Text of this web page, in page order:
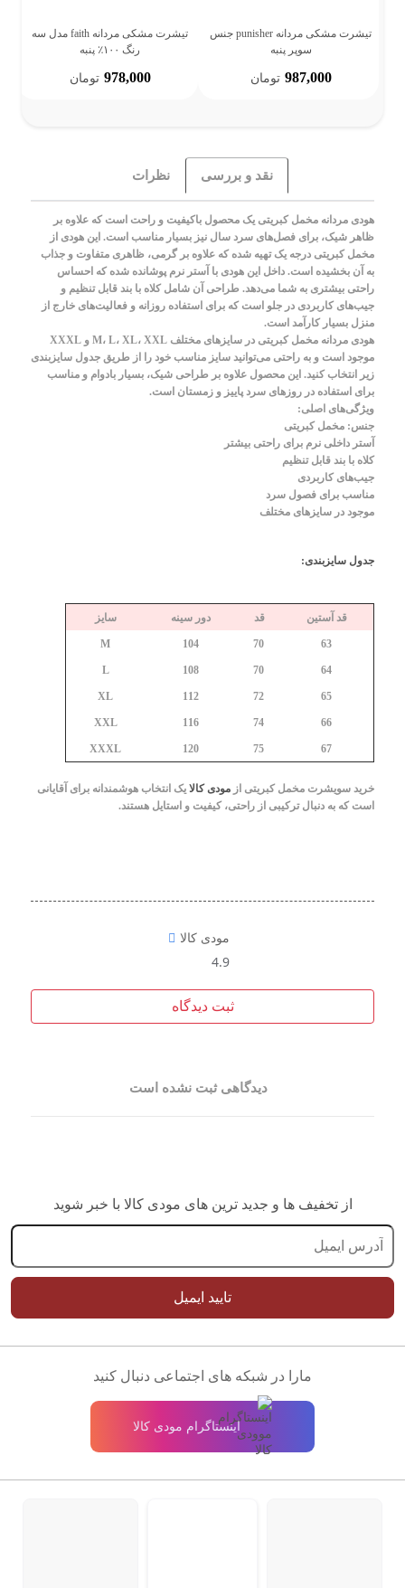
تیشرت مشکی مردانه punisher جنس
سوپر پنبه
987,000 تومان
تیشرت مشکی مردانه faith مدل سه
رنگ ۱۰۰٪ پنبه
978,000 تومان
نقد و بررسی نظرات
هودی مردانه مخمل کبریتی یک محصول باکیفیت و راحت است که علاوه بر
ظاهر شیک، برای فصل‌های سرد سال نیز بسیار مناسب است. این هودی از
مخمل کبریتی درجه یک تهیه شده که علاوه بر گرمی، ظاهری متفاوت و جذاب
به آن بخشیده است. داخل این هودی با آستر نرم پوشانده شده که احساس
راحتی بیشتری به شما می‌دهد. طراحی آن شامل کلاه با بند قابل تنظیم و
جیب‌های کاربردی در جلو است که برای استفاده روزانه و فعالیت‌های خارج از
منزل بسیار کارآمد است.
هودی مردانه مخمل کبریتی در سایزهای مختلف M، L، XL، XXL و XXXL
موجود است و به راحتی می‌توانید سایز مناسب خود را از طریق جدول سایزبندی
زیر انتخاب کنید. این محصول علاوه بر طراحی شیک، بسیار بادوام و مناسب
برای استفاده در روزهای سرد پاییز و زمستان است.
ویژگی‌های اصلی:
جنس: مخمل کبریتی
آستر داخلی نرم برای راحتی بیشتر
کلاه با بند قابل تنظیم
جیب‌های کاربردی
مناسب برای فصول سرد
موجود در سایزهای مختلف
جدول سایزبندی:
قد آستین قد دور سینه سایز
63
70
104
M
64
70
108
L
65
72
112
XL
66
74
116
XXL
67
75
120
XXXL
خرید سویشرت مخمل کبریتی از مودی کالا یک انتخاب هوشمندانه برای آقایانی
است که به دنبال ترکیبی از راحتی، کیفیت و استایل هستند.
مودی کالا
4.9
ثبت دیدگاه
دیدگاهی ثبت نشده است
از تخفیف ها و جدید ترین های مودی کالا با خبر شوید
تایید ایمیل
مارا در شبکه های اجتماعی دنبال کنید
اینستاگرام مودی کالا